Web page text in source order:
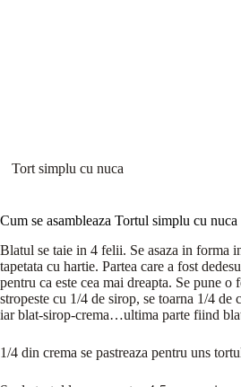
Tort simplu cu nuca
Cum se asambleaza Tortul simplu cu nuca
Blatul se taie in 4 felii. Se asaza in forma
tapetata cu hartie. Partea care a fost
pentru ca este cea mai dreapta. Se pune o
stropeste cu 1/4 de sirop, se toarna 1/4 de
iar blat-sirop-crema…ultima parte fiind
1/4 din crema se pastreaza pentru uns